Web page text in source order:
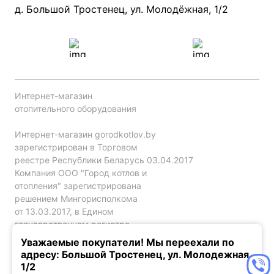
Проект систем отопления
д. Большой Тростенец, ул. Молодёжная, 1/2
Интернет-магазин
отопительного оборудования
Интернет-магазин gorodkotlov.by
зарегистрирован в Торговом
реестре Республики Беларусь 03.04.2017
Компания ООО "Город котлов и
отопления" зарегистрирована
решением Мингорисполкома
от 13.03.2017, в Едином
государственном регистре
юр. лиц и индивидуальных
предпринимателей за №192786120.
Уважаемые покупатели! Мы переехали по
адресу: Большой Тростенец, ул. Молодежная,
1/2